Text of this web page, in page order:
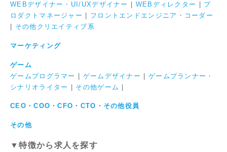
WEBデザイナー・UI/UXデザイナー
WEBディレクター
プ
ロダクトマネージャー
フロントエンドエンジニア・コーダー
その他クリエイティブ系
マーケティング
ゲーム
ゲームプログラマー | ゲームデザイナー | ゲームプランナー・
シナリオライター | その他ゲーム |
CEO・COO・CFO・CTO・その他役員
その他
▼特徴から求人を探す